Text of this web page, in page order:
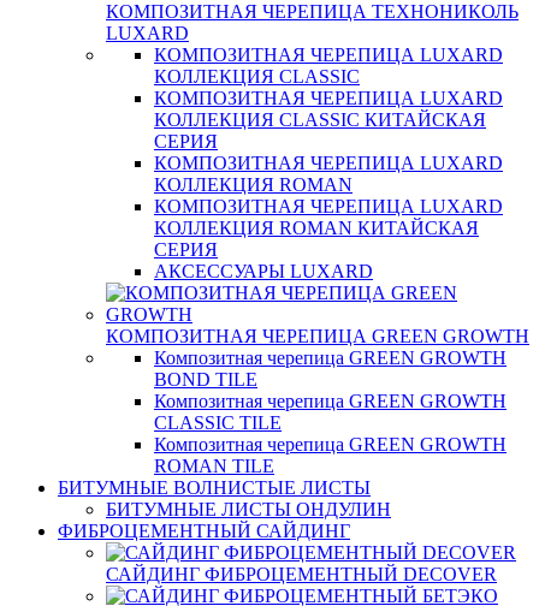
КОМПОЗИТНАЯ ЧЕРЕПИЦА ТЕХНОНИКОЛЬ
LUXARD
КОМПОЗИТНАЯ ЧЕРЕПИЦА LUXARD
КОЛЛЕКЦИЯ CLASSIC
КОМПОЗИТНАЯ ЧЕРЕПИЦА LUXARD
КОЛЛЕКЦИЯ CLASSIC КИТАЙСКАЯ
СЕРИЯ
КОМПОЗИТНАЯ ЧЕРЕПИЦА LUXARD
КОЛЛЕКЦИЯ ROMAN
КОМПОЗИТНАЯ ЧЕРЕПИЦА LUXARD
КОЛЛЕКЦИЯ ROMAN КИТАЙСКАЯ
СЕРИЯ
АКСЕССУАРЫ LUXARD
КОМПОЗИТНАЯ ЧЕРЕПИЦА GREEN GROWTH
Композитная черепица GREEN GROWTH
BOND TILE
Композитная черепица GREEN GROWTH
CLASSIC TILE
Композитная черепица GREEN GROWTH
ROMAN TILE
БИТУМНЫЕ ВОЛНИСТЫЕ ЛИСТЫ
БИТУМНЫЕ ЛИСТЫ ОНДУЛИН
ФИБРОЦЕМЕНТНЫЙ САЙДИНГ
САЙДИНГ ФИБРОЦЕМЕНТНЫЙ DECOVER